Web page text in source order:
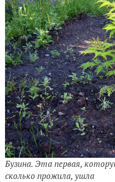
Бузина. Эта первая,
сколько прожила, ушла